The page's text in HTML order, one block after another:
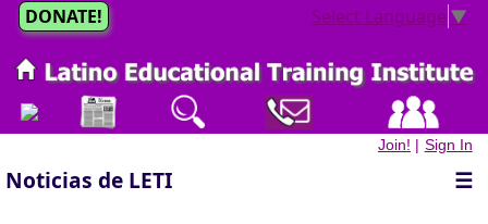
Select Language ▼
DONATE!
Join! | Sign In
Noticias de LETI ☰